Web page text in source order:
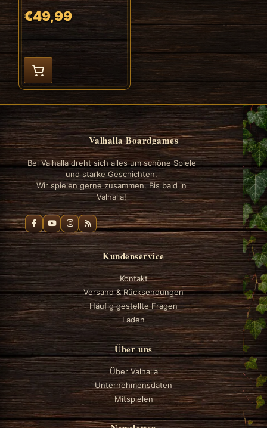
€49,99
Valhalla Boardgames
Bei Valhalla dreht sich alles um schöne Spiele
und starke Geschichten.
Wir spielen gerne zusammen. Bis bald in
Valhalla!
Kundenservice
Kontakt
Versand & Rücksendungen
Häufig gestellte Fragen
Laden
Über uns
Über Valhalla
Unternehmensdaten
Mitspielen